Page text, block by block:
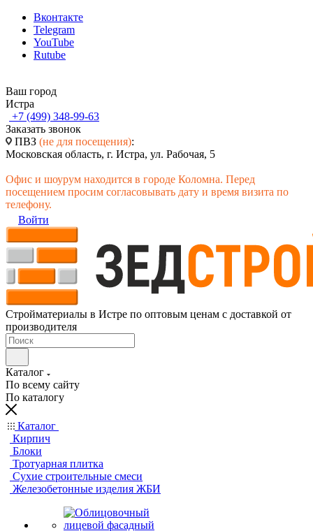
Вконтакте
Telegram
YouTube
Rutube
Ваш город
Истра
+7 (499) 348-99-63
Заказать звонок
ПВЗ (не для посещения):
Московская область, г. Истра, ул. Рабочая, 5
Офис и шоурум находится в городе Коломна. Перед
посещением просим согласовывать дату и время визита по
телефону.
Войти
Стройматериалы в Истре по оптовым ценам с доставкой от
производителя
Каталог
По всему сайту
По каталогу
Каталог
Кирпич
Блоки
Тротуарная плитка
Сухие строительные смеси
Железобетонные изделия ЖБИ